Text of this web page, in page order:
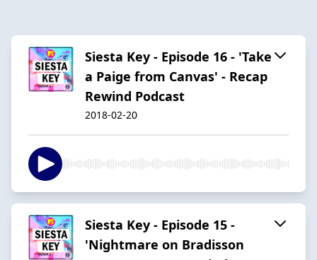
Siesta Key - Episode 16 - 'Take
a Paige from Canvas' - Recap
Rewind Podcast
2018-02-20
Siesta Key - Episode 15 -
'Nightmare on Bradisson